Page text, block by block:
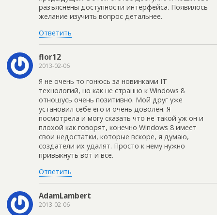
разъяснены доступности интерфейса. Появилось
желание изучить вопрос детальнее.
Ответить
flor12
2013-02-06
Я не очень то гонюсь за новинками IТ
технологий, но как не странно к Windows 8
отношусь очень позитивно. Мой друг уже
установил себе его и очень доволен. Я
посмотрела и могу сказать что не такой уж он и
плохой как говорят, конечно Windows 8 имеет
свои недостатки, которые вскоре, я думаю,
создатели их удалят. Просто к нему нужно
привыкнуть вот и все.
Ответить
AdamLambert
2013-02-06